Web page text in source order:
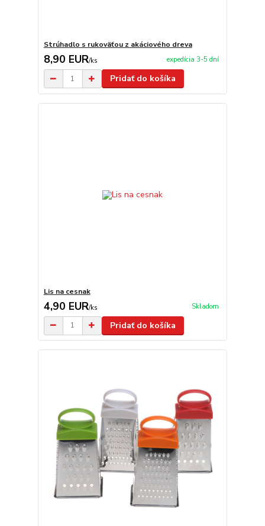
Strúhadlo s rukoväťou z akáciového dreva
8,90 EUR/ks expedícia 3-5 dní
Pridať do košíka
Lis na cesnak
4,90 EUR/ks Skladom
Pridať do košíka